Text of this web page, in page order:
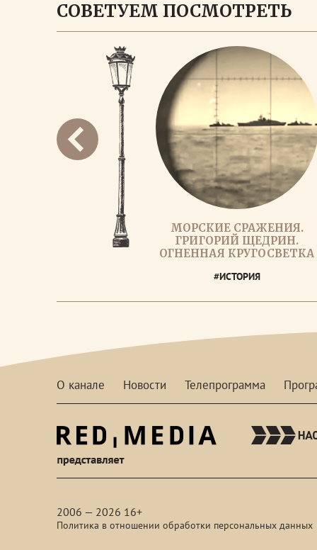
СОВЕТУЕМ ПОСМОТРЕТЬ
МОРСКИЕ СРАЖЕНИЯ.
ГРИГОРИЙ ЩЕДРИН.
ОГНЕННАЯ КРУГОСВЕТКА
#ИСТОРИЯ
О канале Новости Телепрограмма
2006 — 2026 16+
Политика в отношении обработки персональных данных